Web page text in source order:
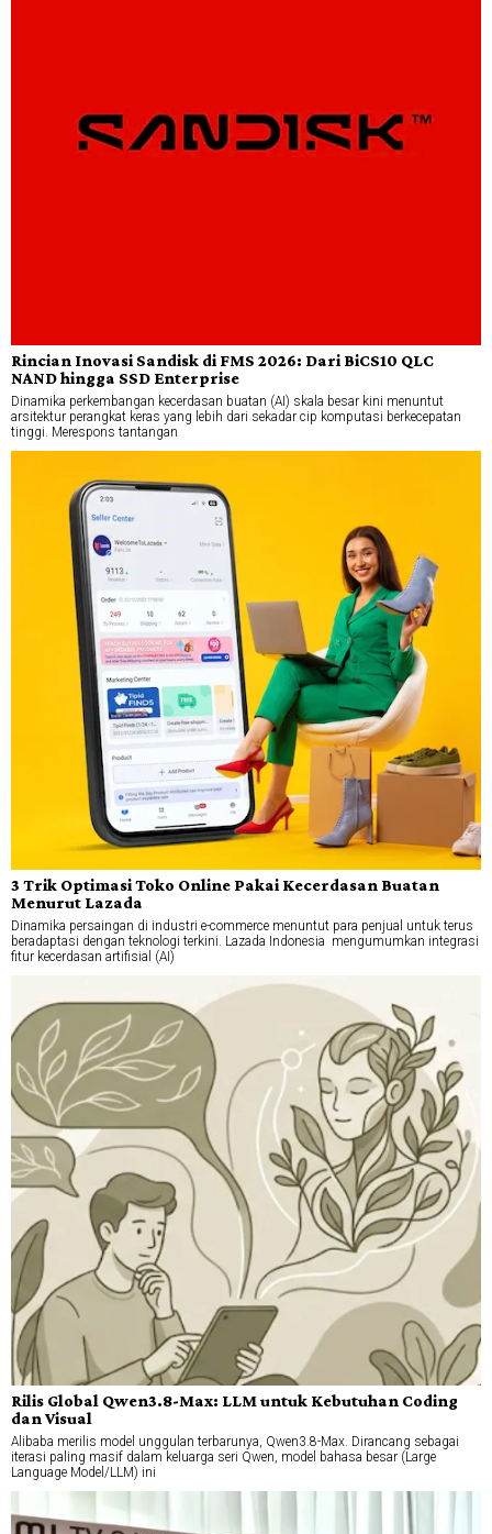
Rincian Inovasi Sandisk di FMS 2026: Dari BiCS10 QLC
NAND hingga SSD Enterprise
Dinamika perkembangan kecerdasan buatan (AI) skala besar kini menuntut
arsitektur perangkat keras yang lebih dari sekadar cip komputasi berkecepatan
tinggi. Merespons tantangan
3 Trik Optimasi Toko Online Pakai Kecerdasan Buatan
Menurut Lazada
Dinamika persaingan di industri e-commerce menuntut para penjual untuk terus
beradaptasi dengan teknologi terkini. Lazada Indonesia mengumumkan integrasi
fitur kecerdasan artifisial (AI)
Rilis Global Qwen3.8-Max: LLM untuk Kebutuhan Coding
dan Visual
Alibaba merilis model unggulan terbarunya, Qwen3.8-Max. Dirancang sebagai
iterasi paling masif dalam keluarga seri Qwen, model bahasa besar (Large
Language Model/LLM) ini